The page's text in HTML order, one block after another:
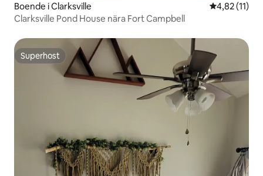
Boende i Clarksville 4,82 av 5 i
4,82 (11)
Clarksville Pond House nära Fort Campbell
Superhost
Superhost